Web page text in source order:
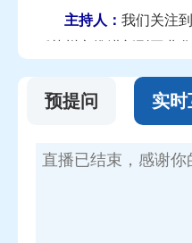
主持人： 我们关注
了"苏州智造十大行动"
提出了要"推进政务服务
服务体系建设"，在涉企
处办等方面有新的要求
预提问 实时